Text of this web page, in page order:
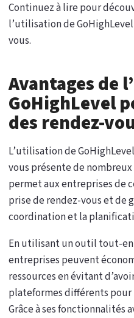
Continuez à lire pour
l’utilisation de
vous.
Avantages de
GoHighLevel
des rendez-
L’utilisation de
vous présente de
permet aux entreprises de
prise de rendez-vous et de
coordination et la
En utilisant un outil tout-
entreprises peuvent
ressources en évitant
plateformes différents pour
Grâce à ses fonctionnalités